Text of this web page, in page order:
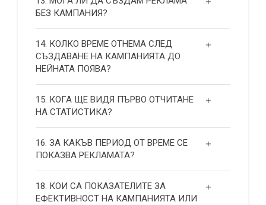
БЕЗ КАМПАНИЯ?
14. КОЛКО ВРЕМЕ ОТНЕМА СЛЕД
СЪЗДАВАНЕ НА КАМПАНИЯТА ДО
НЕЙНАТА ПОЯВА?
15. КОГА ЩЕ ВИДЯ ПЪРВО ОТЧИТАНЕ
НА СТАТИСТИКА?
16. ЗА КАКЪВ ПЕРИОД ОТ ВРЕМЕ СЕ
ПОКАЗВА РЕКЛАМАТА?
18. КОИ СА ПОКАЗАТЕЛИТЕ ЗА
ЕФЕКТИВНОСТ НА КАМПАНИЯТА ИЛИ